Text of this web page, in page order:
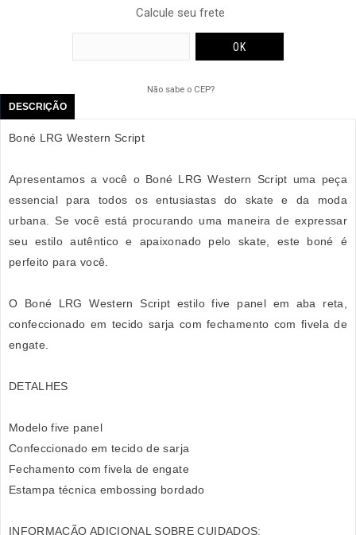
Calcule seu frete
Não sabe o CEP?
DESCRIÇÃO
Boné LRG Western Script
Apresentamos a você o Boné LRG Western Script uma peça
essencial para todos os entusiastas do skate e da moda
urbana. Se você está procurando uma maneira de expressar
seu estilo autêntico e apaixonado pelo skate, este boné é
perfeito para você.
O Boné LRG Western Script estilo five panel em aba reta,
confeccionado em tecido sarja com fechamento com fivela de
engate.
DETALHES
Modelo five panel
Confeccionado em tecido de sarja
Fechamento com fivela de engate
Estampa técnica embossing bordado
INFORMAÇÃO ADICIONAL SOBRE CUIDADOS: